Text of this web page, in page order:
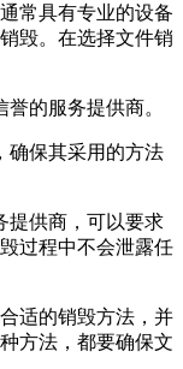
常具有专业的设备
毁。在选择文件销
的服务提供商。
确保其采用的方法
提供商，可以要求
过程中不会泄露任
适的销毁方法，并
方法，都要确保文